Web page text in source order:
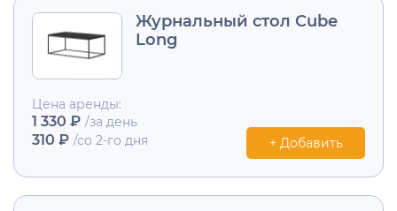
Журнальный стол Cube
Long
Цена аренды:
1 330 ₽ /за день
310 ₽ /со 2-го дня + Добавить